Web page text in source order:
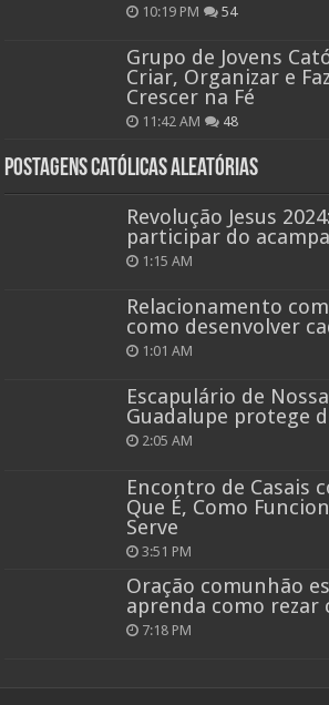
10:19 PM 54
Grupo de Jovens
Criar, Organizar e
Crescer na Fé
11:42 AM 48
Postagens católicas aleatórias
Revolução Jesus
participar do
1:15 AM
Relacionamento
como desenvolver
1:01 AM
Escapulário de
Guadalupe protege
2:05 AM
Encontro de Casais
Que É, Como
Serve
3:51 PM
Oração comunhão
aprenda como
7:18 PM